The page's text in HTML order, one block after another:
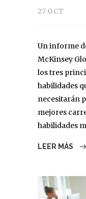
27 OCT
Un informe
McKinsey
los tres
habilidades
necesitarán
mejores
habilidades
LEER MÁS